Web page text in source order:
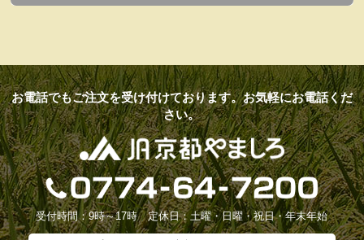
お電話でもご注文を受け付けております。お気軽にお電話くだ
さい。
受付時間：9時～17時 定休日：土曜・日曜・祝日・年末年始